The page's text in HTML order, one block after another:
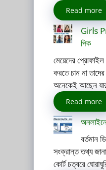
Read more
Girls
পিক
মেয়েদের প্রোফাইল
করতে চান না
অনেকেই আছেন
Read more
বর্তমান
সংক্রান্ত তথ্য
কোর্ট চত্বরে